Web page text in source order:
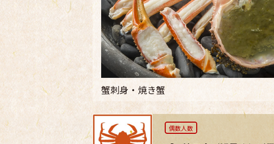
【一泊二食／蟹尽くし／
「蟹さしみと焼き蟹 」、
最後は鍋で雑炊と、多く